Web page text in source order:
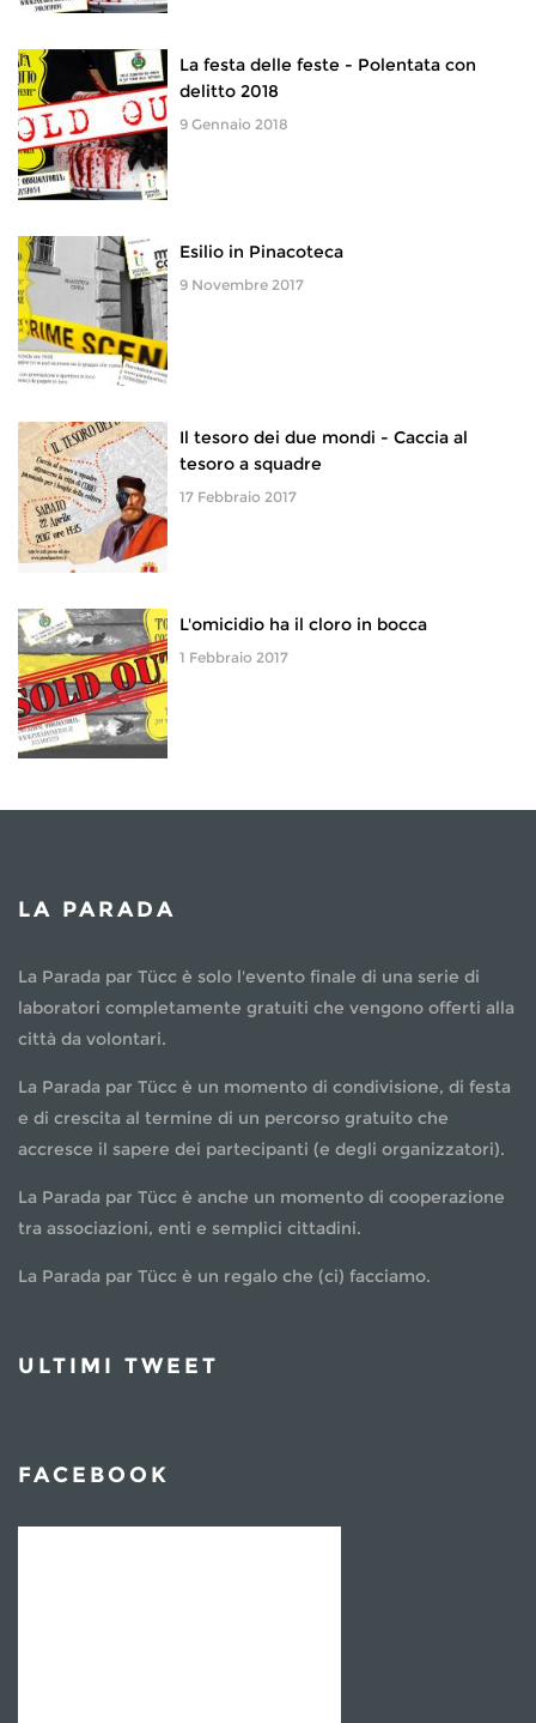
La festa delle feste - Polentata con
delitto 2018
9 Gennaio 2018
Esilio in Pinacoteca
9 Novembre 2017
Il tesoro dei due mondi - Caccia al
tesoro a squadre
17 Febbraio 2017
L'omicidio ha il cloro in bocca
1 Febbraio 2017
LA PARADA
La Parada par Tücc è solo l'evento finale di una serie di
laboratori completamente gratuiti che vengono offerti alla
città da volontari.
La Parada par Tücc è un momento di condivisione, di festa
e di crescita al termine di un percorso gratuito che
accresce il sapere dei partecipanti (e degli organizzatori).
La Parada par Tücc è anche un momento di cooperazione
tra associazioni, enti e semplici cittadini.
La Parada par Tücc è un regalo che (ci) facciamo.
ULTIMI TWEET
FACEBOOK